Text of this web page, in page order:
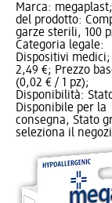
Marca:
del prodotto:
garze sterili, 100
Categoria legale:
Dispositivi medici;
2,49 €; Prezzo
(0,02 € / 1 pz);
Disponibilità:
Disponibile per la
consegna, Stato
seleziona il